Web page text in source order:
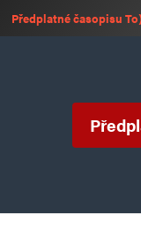
Předplatné časopisu